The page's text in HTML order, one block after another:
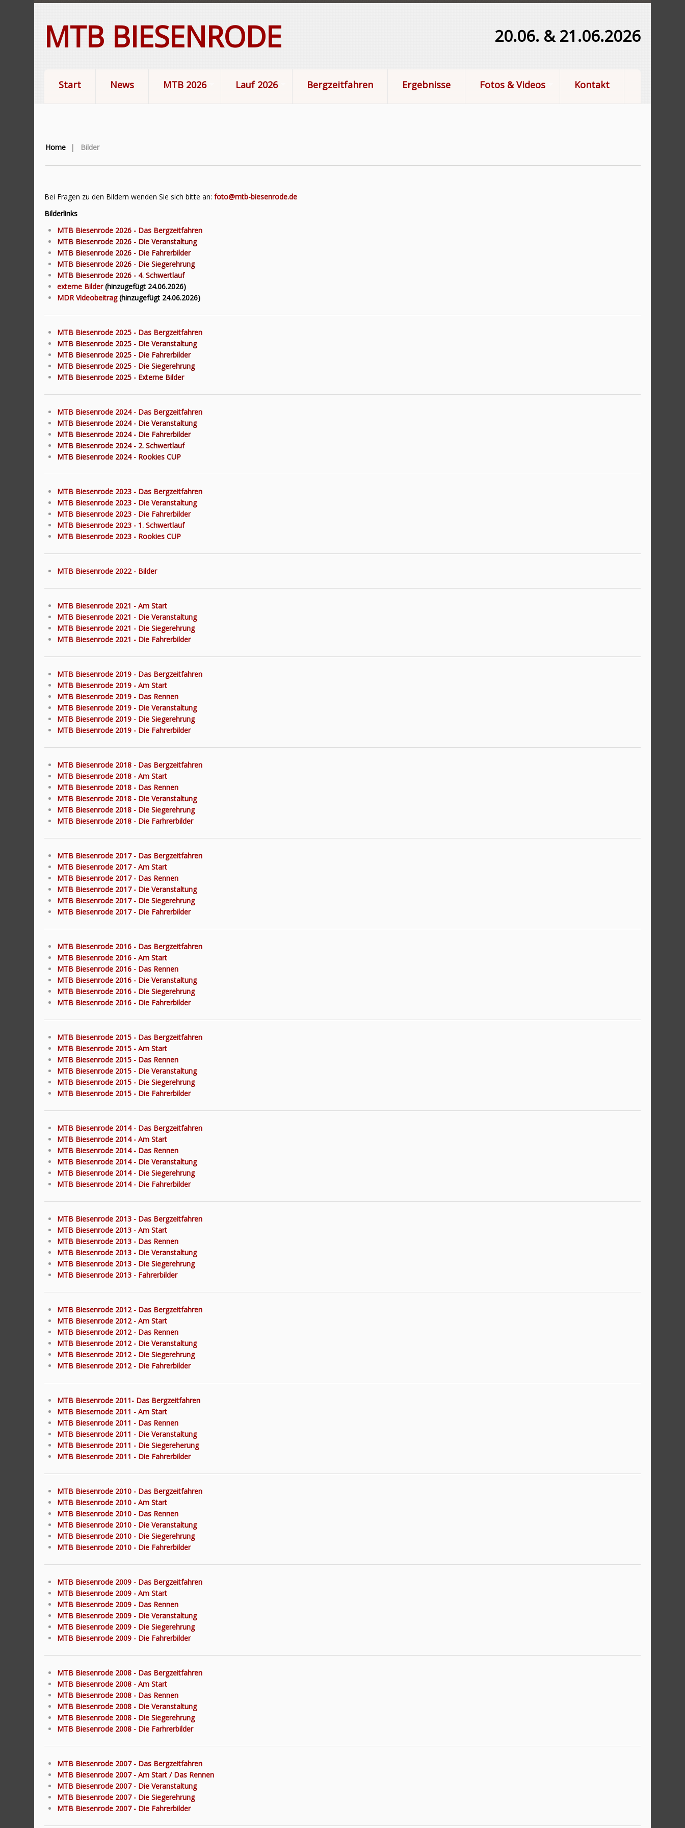
MTB BIESENRODE 20.06. & 21.06.2026
Start News MTB 2026 Lauf 2026 Bergzeitfahren Ergebnisse Fotos & Videos Kontakt
Home | Bilder
Bei Fragen zu den Bildern wenden Sie sich bitte an: foto@mtb-biesenrode.de
Bilderlinks
MTB Biesenrode 2026 - Das Bergzeitfahren
MTB Biesenrode 2026 - Die Veranstaltung
MTB Biesenrode 2026 - Die Fahrerbilder
MTB Biesenrode 2026 - Die Siegerehrung
MTB Biesenrode 2026 - 4. Schwertlauf
externe Bilder(hinzugefügt 24.06.2026)
MDR Videobeitrag(hinzugefügt 24.06.2026)
MTB Biesenrode 2025 - Das Bergzeitfahren
MTB Biesenrode 2025 - Die Veranstaltung
MTB Biesenrode 2025 - Die Fahrerbilder
MTB Biesenrode 2025 - Die Siegerehrung
MTB Biesenrode 2025 - Externe Bilder
MTB Biesenrode 2024 - Das Bergzeitfahren
MTB Biesenrode 2024 - Die Veranstaltung
MTB Biesenrode 2024 - Die Fahrerbilder
MTB Biesenrode 2024 - 2. Schwertlauf
MTB Biesenrode 2024 - Rookies CUP
MTB Biesenrode 2023 - Das Bergzeitfahren
MTB Biesenrode 2023 - Die Veranstaltung
MTB Biesenrode 2023 - Die Fahrerbilder
MTB Biesenrode 2023 - 1. Schwertlauf
MTB Biesenrode 2023 - Rookies CUP
MTB Biesenrode 2022 - Bilder
MTB Biesenrode 2021 - Am Start
MTB Biesenrode 2021 - Die Veranstaltung
MTB Biesenrode 2021 - Die Siegerehrung
MTB Biesenrode 2021 - Die Fahrerbilder
MTB Biesenrode 2019 - Das Bergzeitfahren
MTB Biesenrode 2019 - Am Start
MTB Biesenrode 2019 - Das Rennen
MTB Biesenrode 2019 - Die Veranstaltung
MTB Biesenrode 2019 - Die Siegerehrung
MTB Biesenrode 2019 - Die Fahrerbilder
MTB Biesenrode 2018 - Das Bergzeitfahren
MTB Biesenrode 2018 - Am Start
MTB Biesenrode 2018 - Das Rennen
MTB Biesenrode 2018 - Die Veranstaltung
MTB Biesenrode 2018 - Die Siegerehrung
MTB Biesenrode 2018 - Die Farhrerbilder
MTB Biesenrode 2017 - Das Bergzeitfahren
MTB Biesenrode 2017 - Am Start
MTB Biesenrode 2017 - Das Rennen
MTB Biesenrode 2017 - Die Veranstaltung
MTB Biesenrode 2017 - Die Siegerehrung
MTB Biesenrode 2017 - Die Fahrerbilder
MTB Biesenrode 2016 - Das Bergzeitfahren
MTB Biesenrode 2016 - Am Start
MTB Biesenrode 2016 - Das Rennen
MTB Biesenrode 2016 - Die Veranstaltung
MTB Biesenrode 2016 - Die Siegerehrung
MTB Biesenrode 2016 - Die Fahrerbilder
MTB Biesenrode 2015 - Das Bergzeitfahren
MTB Biesenrode 2015 - Am Start
MTB Biesenrode 2015 - Das Rennen
MTB Biesenrode 2015 - Die Veranstaltung
MTB Biesenrode 2015 - Die Siegerehrung
MTB Biesenrode 2015 - Die Fahrerbilder
MTB Biesenrode 2014 - Das Bergzeitfahren
MTB Biesenrode 2014 - Am Start
MTB Biesenrode 2014 - Das Rennen
MTB Biesenrode 2014 - Die Veranstaltung
MTB Biesenrode 2014 - Die Siegerehrung
MTB Biesenrode 2014 - Die Fahrerbilder
MTB Biesenrode 2013 - Das Bergzeitfahren
MTB Biesenrode 2013 - Am Start
MTB Biesenrode 2013 - Das Rennen
MTB Biesenrode 2013 - Die Veranstaltung
MTB Biesenrode 2013 - Die Siegerehrung
MTB Biesenrode 2013 - Fahrerbilder
MTB Biesenrode 2012 - Das Bergzeitfahren
MTB Biesenrode 2012 - Am Start
MTB Biesenrode 2012 - Das Rennen
MTB Biesenrode 2012 - Die Veranstaltung
MTB Biesenrode 2012 - Die Siegerehrung
MTB Biesenrode 2012 - Die Fahrerbilder
MTB Biesenrode 2011- Das Bergzeitfahren
MTB Biesernode 2011 - Am Start
MTB Biesenrode 2011 - Das Rennen
MTB Biesenrode 2011 - Die Veranstaltung
MTB Biesenrode 2011 - Die Siegereherung
MTB Biesenrode 2011 - Die Fahrerbilder
MTB Biesenrode 2010 - Das Bergzeitfahren
MTB Biesenrode 2010 - Am Start
MTB Biesenrode 2010 - Das Rennen
MTB Biesenrode 2010 - Die Veranstaltung
MTB Biesenrode 2010 - Die Siegerehrung
MTB Biesenrode 2010 - Die Fahrerbilder
MTB Biesenrode 2009 - Das Bergzeitfahren
MTB Biesenrode 2009 - Am Start
MTB Biesenrode 2009 - Das Rennen
MTB Biesenrode 2009 - Die Veranstaltung
MTB Biesenrode 2009 - Die Siegerehrung
MTB Biesenrode 2009 - Die Fahrerbilder
MTB Biesenrode 2008 - Das Bergzeitfahren
MTB Biesenrode 2008 - Am Start
MTB Biesenrode 2008 - Das Rennen
MTB Biesenrode 2008 - Die Veranstaltung
MTB Biesenrode 2008 - Die Siegerehrung
MTB Biesenrode 2008 - Die Farhrerbilder
MTB Biesenrode 2007 - Das Bergzeitfahren
MTB Biesenrode 2007 - Am Start / Das Rennen
MTB Biesenrode 2007 - Die Veranstaltung
MTB Biesenrode 2007 - Die Siegerehrung
MTB Biesenrode 2007 - Die Fahrerbilder